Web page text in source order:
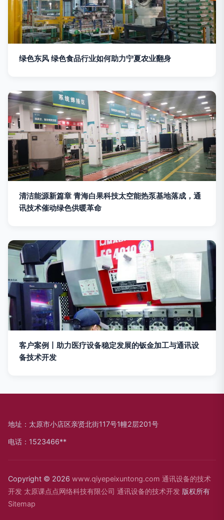
绿色东风 绿色食品行业如何助力宁夏农业翻身
清洁能源新篇章 青海白果科技太空能热泵基地落成，通
讯技术催动绿色供暖革命
客户案例丨助力医疗设备稳定发展的钣金加工与通讯设
备技术开发
地址：太原市小店区亲贤北街117号1幢2层201号
电话：1523466**
Copyright © 2026 www.qiyepeixuntong.com 通讯设备的技术
开发 太原课点点网络科技有限公司 通讯设备的技术开发 版权所有
Sitemap